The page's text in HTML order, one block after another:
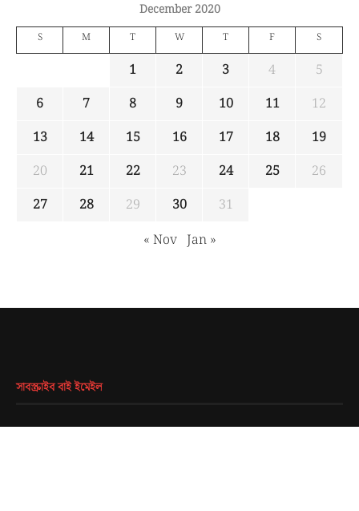
December 2020
S M T W T F S
1 2 3 4
5
6
7 8 9 10 11
12
13
14 15 16 17 18
19
20
21 22 23 24 25
26
27
28 29 30
31
« Nov Jan »
সাবস্ক্রাইব বাই ইমেইল